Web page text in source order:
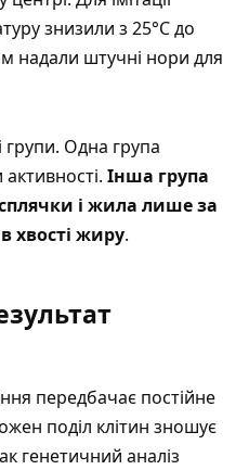
знизили з 25°C до
надали штучні нори для
Одна група
Інша група
і жила лише за
хвості жиру.
передбачає постійне
поділ клітин зношує
генетичний аналіз